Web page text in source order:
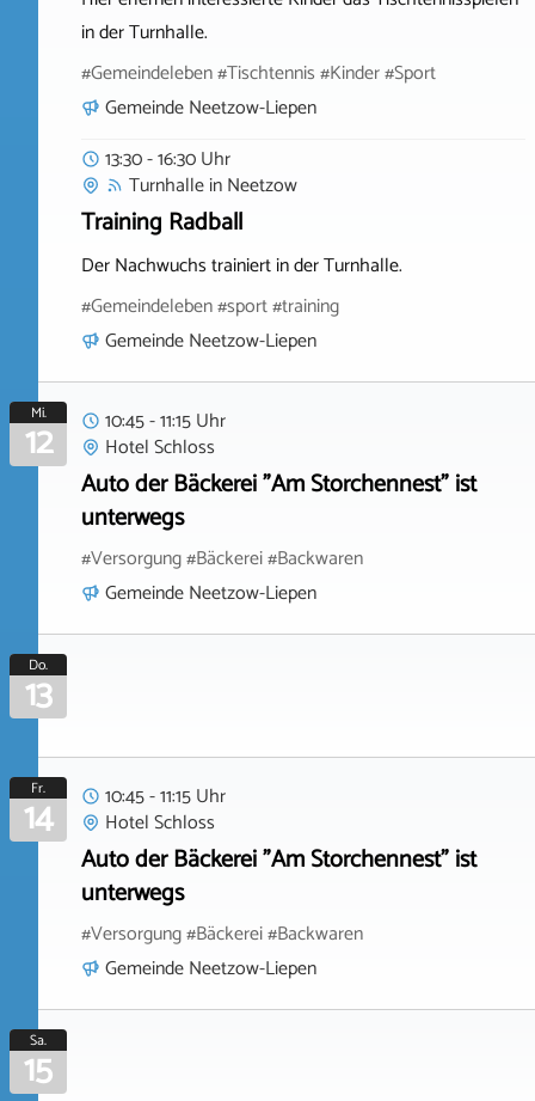
in der Turnhalle.
#Gemeindeleben #Tischtennis #Kinder #Sport
Gemeinde Neetzow-Liepen
13:30 - 16:30 Uhr
TurnhalleinNeetzow
Training Radball
Der Nachwuchs trainiert in der Turnhalle.
#Gemeindeleben #sport #training
Gemeinde Neetzow-Liepen
Mi.
12
10:45 - 11:15 Uhr
Hotel Schloss
Auto der Bäckerei "Am Storchennest" ist
unterwegs
#Versorgung #Bäckerei #Backwaren
Gemeinde Neetzow-Liepen
Do.
13
Fr.
14
10:45 - 11:15 Uhr
Hotel Schloss
Auto der Bäckerei "Am Storchennest" ist
unterwegs
#Versorgung #Bäckerei #Backwaren
Gemeinde Neetzow-Liepen
Sa.
15